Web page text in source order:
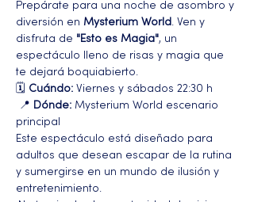
Prepárate para una noche de asombro y
diversión en Mysterium World. Ven y
disfruta de "Esto es Magia", un
espectáculo lleno de risas y magia que
te dejará boquiabierto.
🗓️ Cuándo: Viernes y sábados 22:30 h
📍 Dónde: Mysterium World escenario
principal
Este espectáculo está diseñado para
adultos que desean escapar de la rutina
y sumergirse en un mundo de ilusión y
entretenimiento.